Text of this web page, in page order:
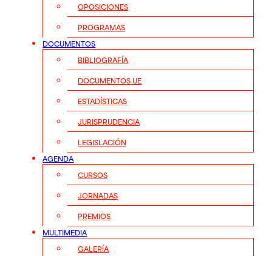
OPOSICIONES
PROGRAMAS
DOCUMENTOS
BIBLIOGRAFÍA
DOCUMENTOS UE
ESTADÍSTICAS
JURISPRUDENCIA
LEGISLACIÓN
AGENDA
CURSOS
JORNADAS
PREMIOS
MULTIMEDIA
GALERÍA